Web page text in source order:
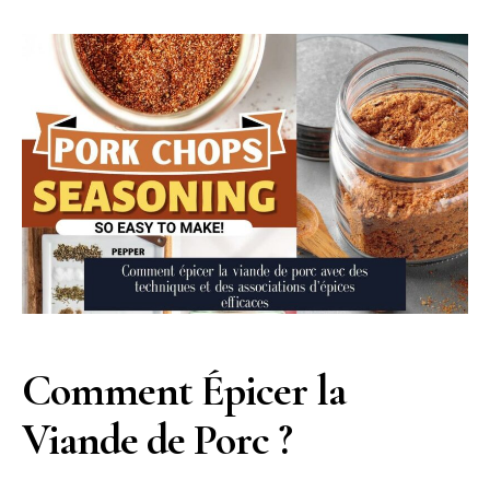
Comment Épicer la
Viande de Porc ?